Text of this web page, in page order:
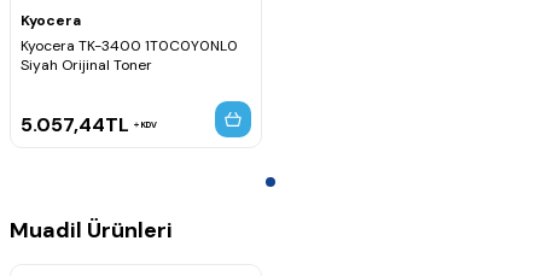
Kyocera
Kyocera TK-3400 1T0C0Y0NL0
Siyah Orijinal Toner
5.057,44TL KDV
Muadil Ürünleri